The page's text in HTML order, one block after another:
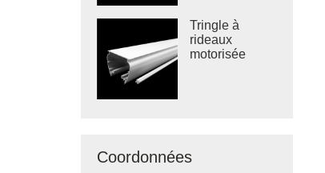
Tringle à
rideaux
motorisée
Coordonnées